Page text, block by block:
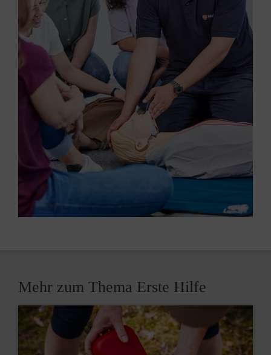
Mehr zum Thema Erste Hilfe